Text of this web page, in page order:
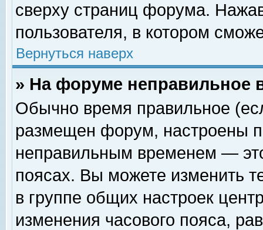
сверху страниц форума.
пользователя, в котором
Вернуться наверх
» На форуме неправильное
Обычно время правильное
размещен форум, настроены
неправильным временем —
поясах. Вы можете изменить
в группе общих настроек
изменения часового пояса,